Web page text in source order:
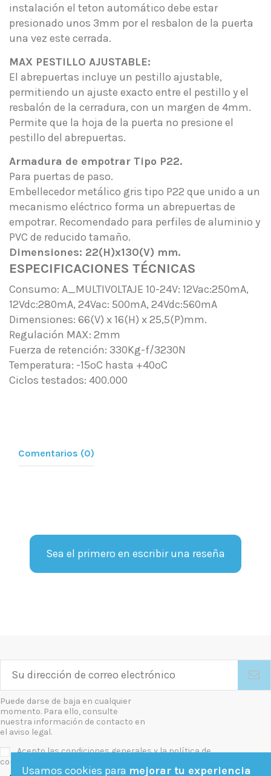
instalación el teton automático debe estar
presionado unos 3mm por el resbalon de la puerta
una vez este cerrada.
MAX PESTILLO AJUSTABLE:
El abrepuertas incluye un pestillo ajustable,
permitiendo un ajuste exacto entre el pestillo y el
resbalón de la cerradura, con un margen de 4mm.
Permite que la hoja de la puerta no presione el
pestillo del abrepuertas.
Armadura de empotrar Tipo P22.
Para puertas de paso.
Embellecedor metálico gris tipo P22 que unido a un
mecanismo eléctrico forma un abrepuertas de
empotrar. Recomendado para perfiles de aluminio y
PVC de reducido tamaño.
Dimensiones: 22(H)x130(V) mm.
ESPECIFICACIONES TÉCNICAS
Consumo: A_MULTIVOLTAJE 10-24V: 12Vac:250mA,
12Vdc:280mA, 24Vac: 500mA, 24Vdc:560mA
Dimensiones: 66(V) x 16(H) x 25,5(P)mm.
Regulación MAX: 2mm
Fuerza de retención: 330Kg-f/3230N
Temperatura: -15ºC hasta +40ºC
Ciclos testados: 400.000
Comentarios (0)
Sea el primero en escribir una reseña
Puede darse de baja en cualquier
momento. Para ello, consulte
nuestra información de contacto en
el aviso legal.
Acepto las condiciones generales y la política de
confidencialidad
Usamos cookies para mejorar tu experiencia